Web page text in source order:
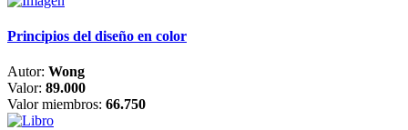
Principios del diseño en color
Autor: Wong
Valor: 89.000
Valor miembros: 66.750